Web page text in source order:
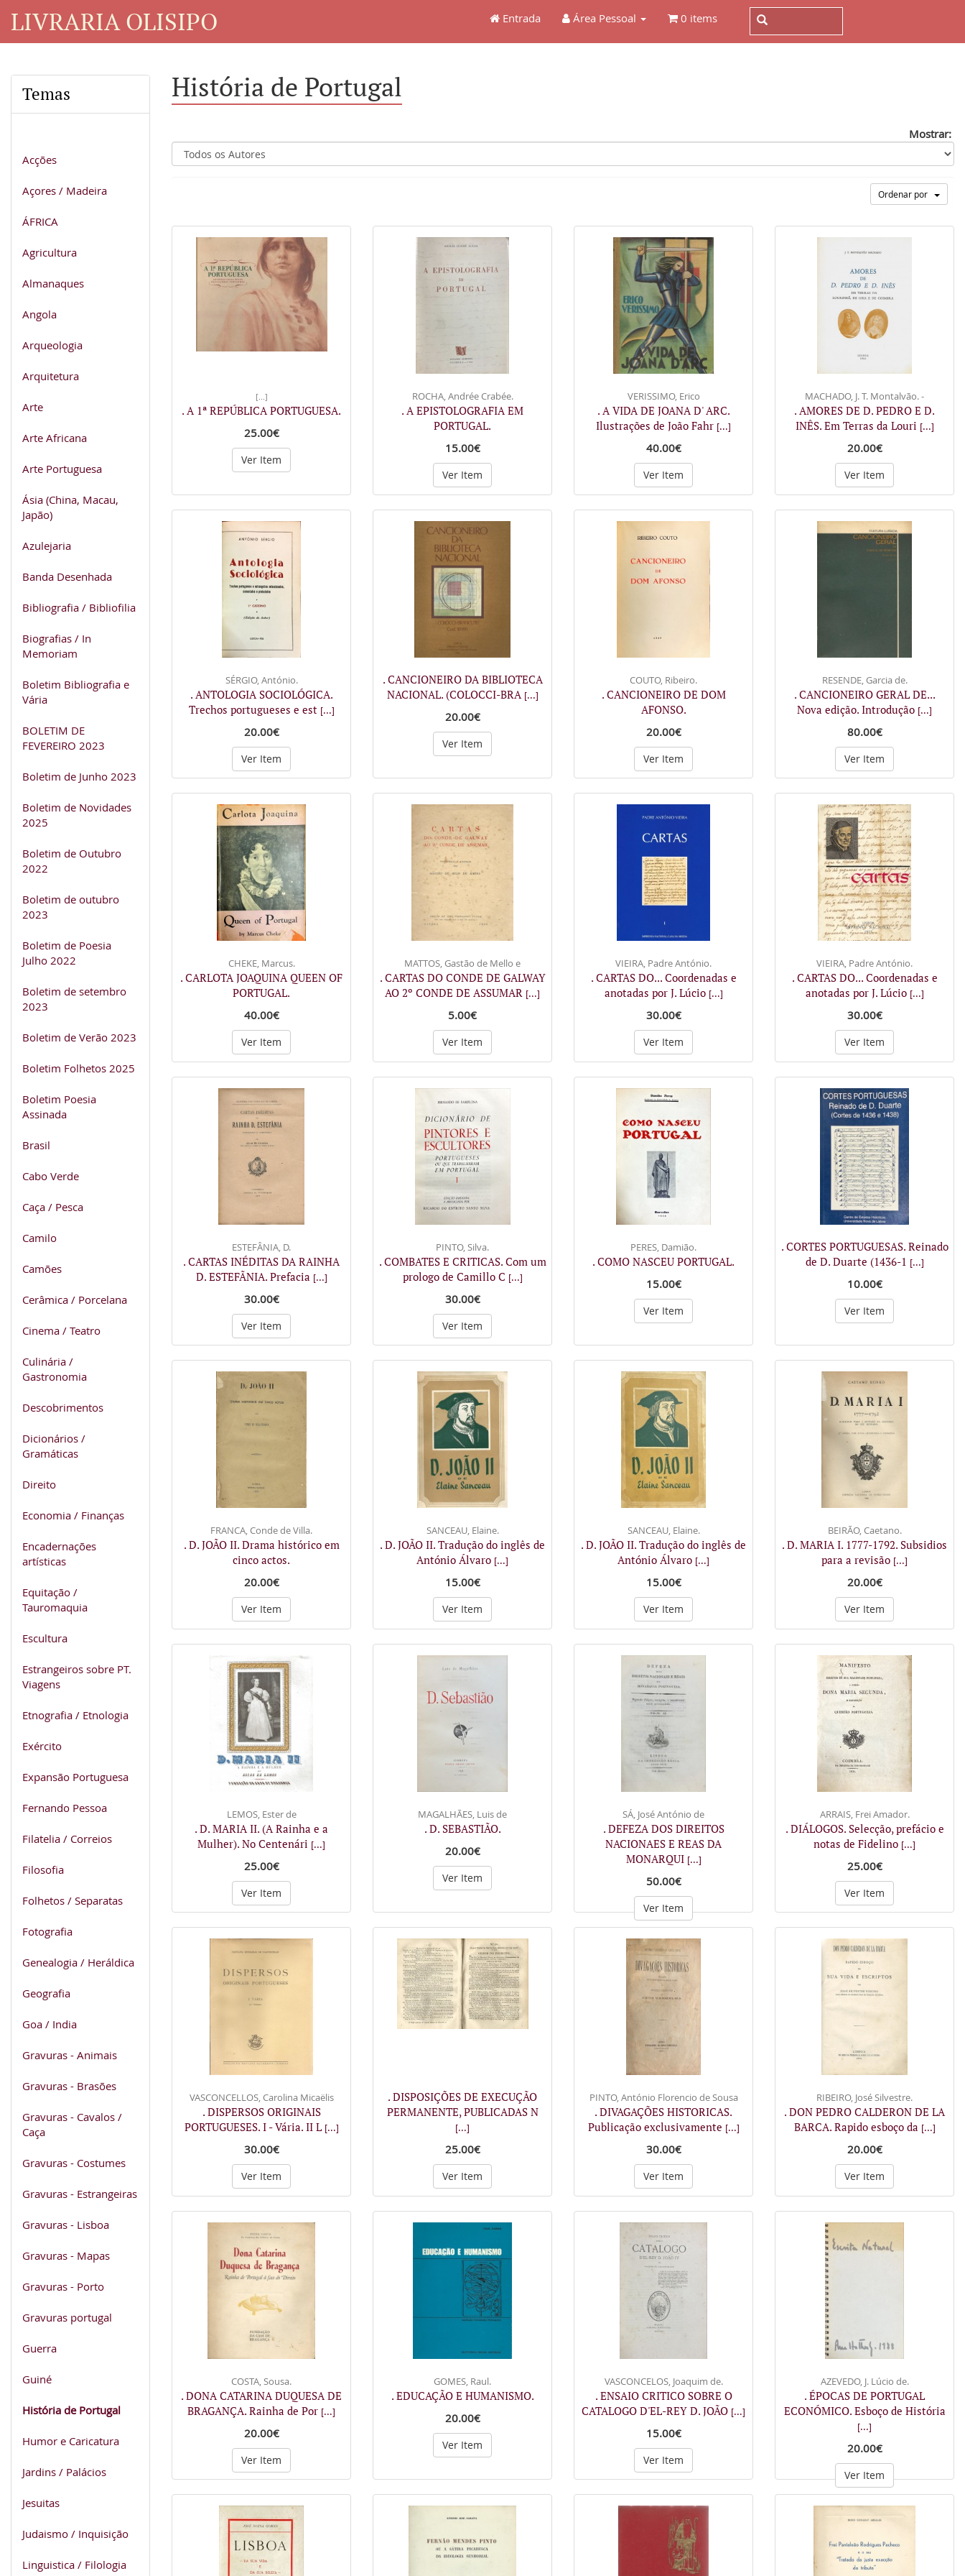
LIVRARIA OLISIPO Entrada Área Pessoal 0 items
Temas
Acções
Açores / Madeira
ÁFRICA
Agricultura
Almanaques
Angola
Arqueologia
Arquitetura
Arte
Arte Africana
Arte Portuguesa
Ásia (China, Macau,
Japão)
Azulejaria
Banda Desenhada
Bibliografia / Bibliofilia
Biografias / In
Memoriam
Boletim Bibliografia e
Vária
BOLETIM DE
FEVEREIRO 2023
Boletim de Junho 2023
Boletim de Novidades
2025
Boletim de Outubro
2022
Boletim de outubro
2023
Boletim de Poesia
Julho 2022
Boletim de setembro
2023
Boletim de Verão 2023
Boletim Folhetos 2025
Boletim Poesia
Assinada
Brasil
Cabo Verde
Caça / Pesca
Camilo
Camões
Cerâmica / Porcelana
Cinema / Teatro
Culinária /
Gastronomia
Descobrimentos
Dicionários /
Gramáticas
Direito
Economia / Finanças
Encadernações
artísticas
Equitação /
Tauromaquia
Escultura
Estrangeiros sobre PT.
Viagens
Etnografia / Etnologia
Exército
Expansão Portuguesa
Fernando Pessoa
Filatelia / Correios
Filosofia
Folhetos / Separatas
Fotografia
Genealogia / Heráldica
Geografia
Goa / India
Gravuras - Animais
Gravuras - Brasões
Gravuras - Cavalos /
Caça
Gravuras - Costumes
Gravuras - Estrangeiras
Gravuras - Lisboa
Gravuras - Mapas
Gravuras - Porto
Gravuras portugal
Guerra
Guiné
História de Portugal
Humor e Caricatura
Jardins / Palácios
Jesuitas
Judaismo / Inquisição
Linguistica / Filologia
História de Portugal
Mostrar:
Ordenar por
[...]
. A 1ª REPÚBLICA PORTUGUESA.
25.00€
Ver Item
ROCHA, Andrée Crabée.
. A EPISTOLOGRAFIA EM
PORTUGAL.
15.00€
Ver Item
VERISSIMO, Erico
. A VIDA DE JOANA D' ARC.
Ilustrações de João Fahr [...]
40.00€
Ver Item
MACHADO, J. T. Montalvão. -
. AMORES DE D. PEDRO E D.
INÊS. Em Terras da Louri [...]
20.00€
Ver Item
SÉRGIO, António.
. ANTOLOGIA SOCIOLÓGICA.
Trechos portugueses e est [...]
20.00€
Ver Item
. CANCIONEIRO DA BIBLIOTECA
NACIONAL. (COLOCCI-BRA [...]
20.00€
Ver Item
COUTO, Ribeiro.
. CANCIONEIRO DE DOM
AFONSO.
20.00€
Ver Item
RESENDE, Garcia de.
. CANCIONEIRO GERAL DE...
Nova edição. Introdução [...]
80.00€
Ver Item
CHEKE, Marcus.
. CARLOTA JOAQUINA QUEEN OF
PORTUGAL.
40.00€
Ver Item
MATTOS, Gastão de Mello e
. CARTAS DO CONDE DE GALWAY
AO 2º CONDE DE ASSUMAR [...]
5.00€
Ver Item
VIEIRA, Padre António.
. CARTAS DO... Coordenadas e
anotadas por J. Lúcio [...]
30.00€
Ver Item
VIEIRA, Padre António.
. CARTAS DO... Coordenadas e
anotadas por J. Lúcio [...]
30.00€
Ver Item
ESTEFÂNIA, D.
. CARTAS INÉDITAS DA RAINHA
D. ESTEFÃNIA. Prefacia [...]
30.00€
Ver Item
PINTO, Silva.
. COMBATES E CRITICAS. Com um
prologo de Camillo C [...]
30.00€
Ver Item
PERES, Damião.
. COMO NASCEU PORTUGAL.
15.00€
Ver Item
. CORTES PORTUGUESAS. Reinado
de D. Duarte (1436-1 [...]
10.00€
Ver Item
FRANCA, Conde de Villa.
. D. JOÃO II. Drama histórico em
cinco actos.
20.00€
Ver Item
SANCEAU, Elaine.
. D. JOÃO II. Tradução do inglês de
António Álvaro [...]
15.00€
Ver Item
SANCEAU, Elaine.
. D. JOÃO II. Tradução do inglês de
António Álvaro [...]
15.00€
Ver Item
BEIRÃO, Caetano.
. D. MARIA I. 1777-1792. Subsidios
para a revisão [...]
20.00€
Ver Item
LEMOS, Ester de
. D. MARIA II. (A Rainha e a
Mulher). No Centenári [...]
25.00€
Ver Item
MAGALHÃES, Luis de
. D. SEBASTIÃO.
20.00€
Ver Item
SÁ, José António de
. DEFEZA DOS DIREITOS
NACIONAES E REAS DA
MONARQUI [...]
50.00€
Ver Item
ARRAIS, Frei Amador.
. DIÁLOGOS. Selecção, prefácio e
notas de Fidelino [...]
25.00€
Ver Item
VASCONCELLOS, Carolina Micaëlis
. DISPERSOS ORIGINAIS
PORTUGUESES. I - Vária. II L [...]
30.00€
Ver Item
. DISPOSIÇÕES DE EXECUÇÃO
PERMANENTE, PUBLICADAS N
[...]
25.00€
Ver Item
PINTO, António Florencio de Sousa
. DIVAGAÇÕES HISTORICAS.
Publicação exclusivamente [...]
30.00€
Ver Item
RIBEIRO, José Silvestre.
. DON PEDRO CALDERON DE LA
BARCA. Rapido esboço da [...]
20.00€
Ver Item
COSTA, Sousa.
. DONA CATARINA DUQUESA DE
BRAGANÇA. Rainha de Por [...]
20.00€
Ver Item
GOMES, Raul.
. EDUCAÇÃO E HUMANISMO.
20.00€
Ver Item
VASCONCELOS, Joaquim de.
. ENSAIO CRITICO SOBRE O
CATALOGO D'EL-REY D. JOÃO [...]
15.00€
Ver Item
AZEVEDO, J. Lúcio de.
. ÉPOCAS DE PORTUGAL
ECONÓMICO. Esboço de História
[...]
20.00€
Ver Item